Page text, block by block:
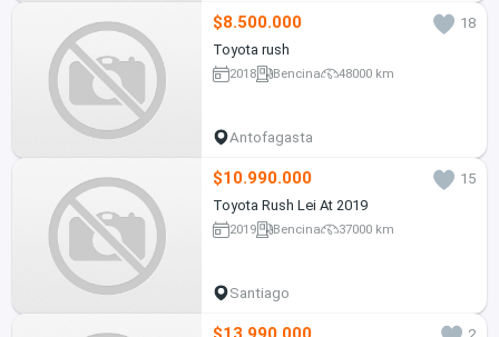
$8.500.000
18
Toyota rush
2018 Bencina 48000 km
Antofagasta
$10.990.000
15
Toyota Rush Lei At 2019
2019 Bencina 37000 km
Santiago